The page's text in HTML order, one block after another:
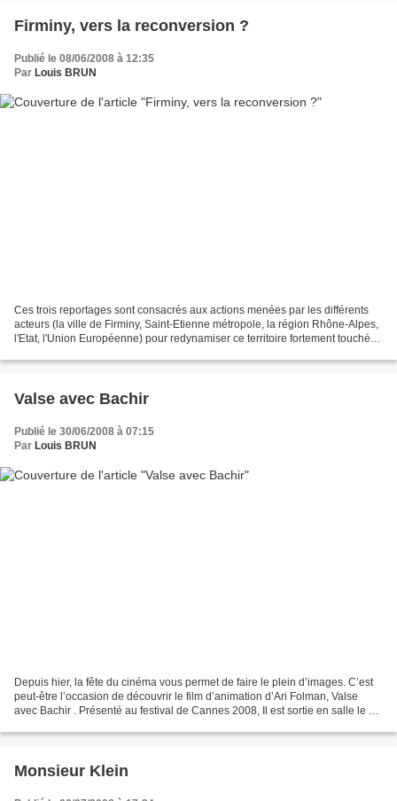
Firminy, vers la reconversion ?
Publié le 08/06/2008 à 12:35
Par Louis BRUN
Ces trois reportages sont consacrés aux actions menées par les différents
acteurs (la ville de Firminy, Saint-Etienne métropole, la région Rhône-Alpes,
l'Etat, l'Union Européenne) pour redynamiser ce territoire fortement touché
Valse avec Bachir
Publié le 30/06/2008 à 07:15
Par Louis BRUN
Depuis hier, la fête du cinéma vous permet de faire le plein d’images. C’est
peut-être l’occasion de découvrir le film d’animation d’Ari Folman, Valse
avec Bachir . Présenté au festival de Cannes 2008, Il est sortie en salle le 25
Monsieur Klein